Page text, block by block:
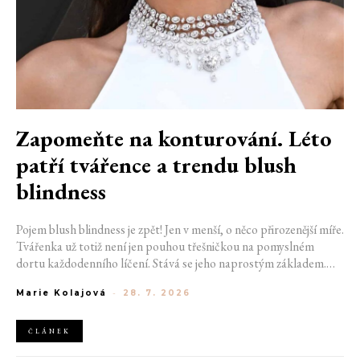
Zapomeňte na konturování. Léto
patří tvářence a trendu blush
blindness
Pojem blush blindness je zpět! Jen v menší, o něco přirozenější míře.
Tvářenka už totiž není jen pouhou třešničkou na pomyslném
dortu každodenního líčení. Stává se jeho naprostým základem.
kterou žádný jiný produkt napodobit neumí. Termín kdysi
trendem.
Marie Kolajová - 28. 7. 2026
ČLÁNEK